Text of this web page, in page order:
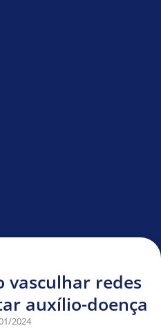
vasculhar redes
auxílio-doença
2024